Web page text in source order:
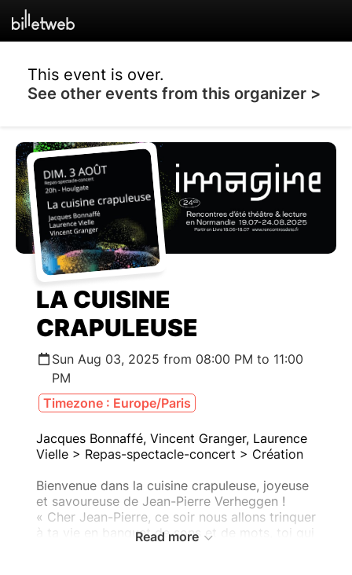
This event is over.
See other events from this organizer >
LA CUISINE
CRAPULEUSE
Sun Aug 03, 2025 from 08:00 PM to 11:00
PM
Timezone : Europe/Paris
Jacques Bonnaffé, Vincent Granger, Laurence
Vielle > Repas-spectacle-concert > Création
Bienvenue dans la cuisine crapuleuse, joyeuse
et savoureuse de Jean-Pierre Verheggen !
« Cher Jean-Pierre, ce soir nous allons trinquer
à ta vie en banquet de sons et de mots, toi qui
Read more